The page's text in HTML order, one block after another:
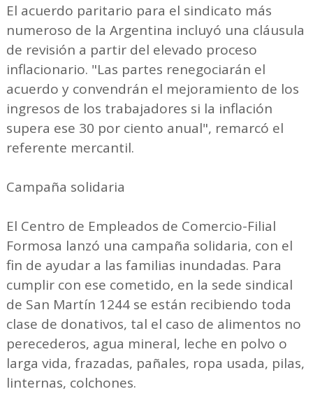
El acuerdo paritario para el sindicato más
numeroso de la Argentina incluyó una cláusula
de revisión a partir del elevado proceso
inflacionario. "Las partes renegociarán el
acuerdo y convendrán el mejoramiento de los
ingresos de los trabajadores si la inflación
supera ese 30 por ciento anual", remarcó el
referente mercantil.
Campaña solidaria
El Centro de Empleados de Comercio-Filial
Formosa lanzó una campaña solidaria, con el
fin de ayudar a las familias inundadas. Para
cumplir con ese cometido, en la sede sindical
de San Martín 1244 se están recibiendo toda
clase de donativos, tal el caso de alimentos no
perecederos, agua mineral, leche en polvo o
larga vida, frazadas, pañales, ropa usada, pilas,
linternas, colchones.